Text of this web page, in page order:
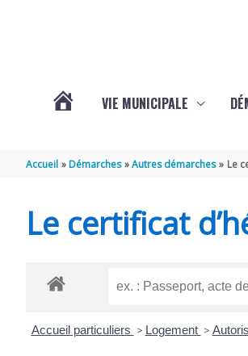
THÉNAC
VIE MUNICIPALE
Accueil Démarches Autres démarches Le
Le certificat
Accueil particuliers > Logement >